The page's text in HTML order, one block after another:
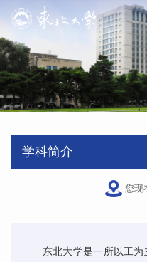
学科简介
您现
东北大学是一所以工